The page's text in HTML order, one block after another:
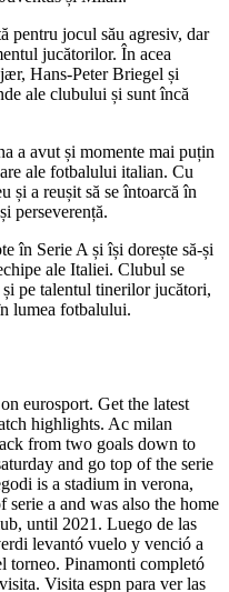
pentru jocul său agresiv, dar
jucătorilor. În acea
Hans-Peter Briegel și
ale clubului și sunt încă
a avut și momente mai puțin
ale fotbalului italian. Cu
și a reușit să se întoarcă în
perseverență.
în Serie A și își dorește să-și
ale Italiei. Clubul se
și pe talentul tinerilor jucători,
lumea fotbalului.
eurosport. Get the latest
highlights. Ac milan
from two goals down to
and go top of the serie
is a stadium in verona,
a and was also the home
until 2021. Luego de las
levantó vuelo y venció a
torneo. Pinamonti completó
Visita espn para ver las